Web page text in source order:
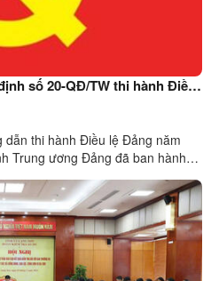
số 20-QĐ/TW thi hành Điều
dẫn thi hành Điều lệ Đảng năm
Trung ương Đảng đã ban hành
chính thức và cách tính tuổi
trọng giúp các ...